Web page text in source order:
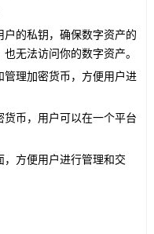
的私钥，确保数字资产的
无法访问你的数字资产。
管理加密货币，方便用户进
币，用户可以在一个平台
方便用户进行管理和交